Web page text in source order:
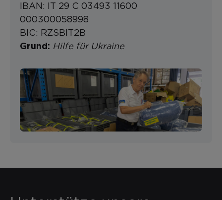
IBAN: IT 29 C 03493 11600
000300058998
BIC: RZSBIT2B
Grund: Hilfe für Ukraine